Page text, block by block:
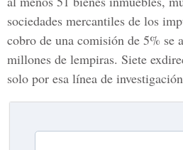
sociedades mercantiles de los
cobro de una comisión de 5% se
millones de lempiras. Siete
solo por esa línea de